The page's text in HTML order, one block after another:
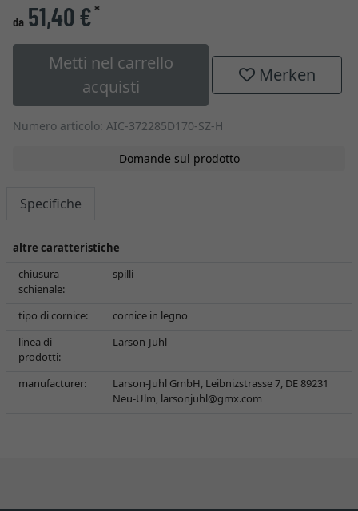
da 51,40 €*
Metti nel carrello
acquisti
Merken
Numero articolo: AIC-372285D170-SZ-H
Domande sul prodotto
Specifiche
altre caratteristiche
chiusura
schienale:
spilli
tipo di cornice:
cornice in legno
linea di
prodotti:
Larson-Juhl
manufacturer:
Larson-Juhl GmbH, Leibnizstrasse 7, DE 89231
Neu-Ulm, larsonjuhl@gmx.com